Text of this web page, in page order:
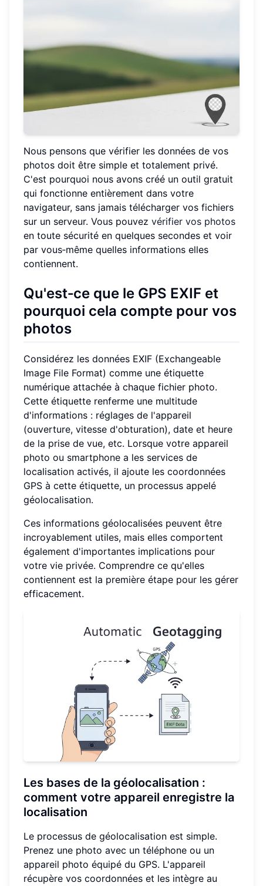
Nous pensons que vérifier les données de vos
photos doit être simple et totalement privé.
C'est pourquoi nous avons créé un outil gratuit
qui fonctionne entièrement dans votre
navigateur, sans jamais télécharger vos fichiers
sur un serveur. Vous pouvez vérifier vos photos
en toute sécurité en quelques secondes et voir
par vous‑même quelles informations elles
contiennent.
Qu'est‑ce que le GPS EXIF et
pourquoi cela compte pour vos
photos
Considérez les données EXIF (Exchangeable
Image File Format) comme une étiquette
numérique attachée à chaque fichier photo.
Cette étiquette renferme une multitude
d'informations : réglages de l'appareil
(ouverture, vitesse d'obturation), date et heure
de la prise de vue, etc. Lorsque votre appareil
photo ou smartphone a les services de
localisation activés, il ajoute les coordonnées
GPS à cette étiquette, un processus appelé
géolocalisation.
Ces informations géolocalisées peuvent être
incroyablement utiles, mais elles comportent
également d'importantes implications pour
votre vie privée. Comprendre ce qu'elles
contiennent est la première étape pour les gérer
efficacement.
Les bases de la géolocalisation :
comment votre appareil enregistre la
localisation
Le processus de géolocalisation est simple.
Prenez une photo avec un téléphone ou un
appareil photo équipé du GPS. L'appareil
récupère vos coordonnées et les intègre au